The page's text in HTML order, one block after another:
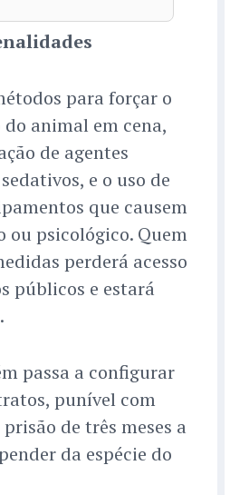
para forçar o
animal em cena,
de agentes
e o uso de
que causem
ou psicológico. Quem
perderá acesso
públicos e estará
passa a configurar
punível com
de três meses a
da espécie do